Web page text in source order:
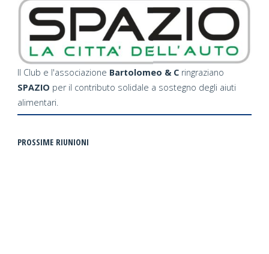
SLA"
Il Club e l'associazione Bartolomeo & Cringraziano
SPAZIO per il contributo solidale a sostegno degli aiuti
alimentari.
PROSSIME RIUNIONI